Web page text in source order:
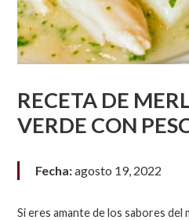
RECETA DE
VERDE CON
Fecha:agosto 19, 2022
Si eres amante de los sabores del